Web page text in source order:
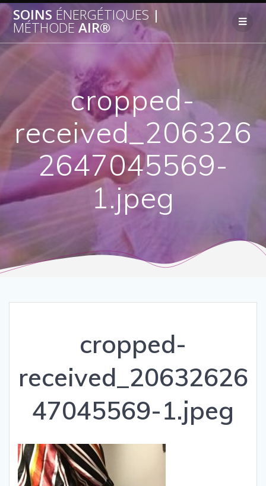
SOINS ÉNERGÉTIQUES |
MÉTHODEAIR®
cropped-
received_206326
2647045569-
1.jpeg
cropped-
received_20632626
47045569-1.jpeg